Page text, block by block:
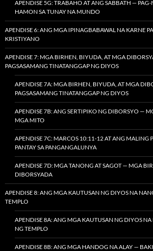
APENDISE 5G: TRABAHO AT ANG SABBATH —
HAMON SA TUNAY NA MUNDO
APENDISE 6: ANG MGA IPINAGBABAWAL NA KARNE
KRISTIYANO
APENDISE 7: MGA BIRHEN, BIYUDA, AT MGA
PAGSASAMANG TINATANGGAP NG DIYOS
APENDISE 7A: MGA BIRHEN, BIYUDA, AT MGA
PAGSASAMANG TINATANGGAP NG DIYOS
APENDISE 7B: ANG SERTIPIKO NG DIBORSYO —
MGA MITO
APENDISE 7C: MARCOS 10:11-12 AT ANG MALING
PANTAY SA PANGANGALUNYA
APENDISE 7D: MGA TANONG AT SAGOT — MGA
DIBORSYADA
APENDISE 8: ANG MGA KAUTUSAN NG DIYOS NA
TEMPLO
APENDISE 8A: ANG MGA KAUTUSAN NG DIYOS
NG TEMPLO
APENDISE 8B: ANG MGA HANDOG NA ALAY —